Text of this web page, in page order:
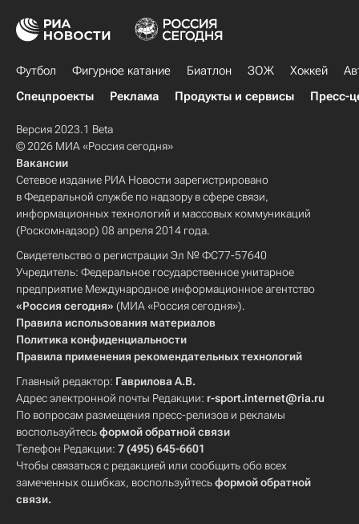
Футбол Фигурное катание Биатлон ЗОЖ Хоккей
Спецпроекты
Реклама Продукты и сервисы Пресс-
Версия 2023.1 Beta
© 2026 МИА «Россия сегодня»
Вакансии
Сетевое издание РИА Новости зарегистрировано
в Федеральной службе по надзору в сфере связи,
информационных технологий и массовых коммуникаций
(Роскомнадзор) 08 апреля 2014 года.
Свидетельство о регистрации Эл № ФС77-57640
Учредитель: Федеральное государственное унитарное
предприятие Международное информационное агентство
«Россия сегодня» (МИА «Россия сегодня»).
Правила использования материалов
Политика конфиденциальности
Правила применения рекомендательных технологий
Главный редактор: Гаврилова А.В.
Адрес электронной почты Редакции: r-sport.internet@ria.ru
По вопросам размещения пресс-релизов и рекламы
воспользуйтесьформой обратной связи
Телефон Редакции: 7 (495) 645-6601
Чтобы связаться с редакцией или сообщить обо всех
замеченных ошибках, воспользуйтесьформой обратной
связи.